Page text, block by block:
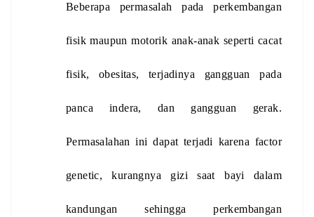
Beberapa permasalah pada perkembangan
fisik maupun motorik anak-anak seperti cacat
fisik, obesitas, terjadinya gangguan pada
panca indera, dan gangguan gerak.
Permasalahan ini dapat terjadi karena factor
genetic, kurangnya gizi saat bayi dalam
kandungan sehingga perkembangan